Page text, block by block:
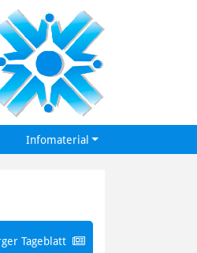
Infomaterial
Tageblatt